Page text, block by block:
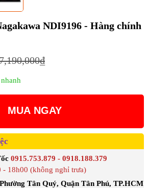
NDI9196 - Hàng chính
MUA NGAY
0915.753.879 - 0918.188.379
- 18h00 (không nghỉ trưa)
Tân Quý, Quận Tân Phú, TP.HCM